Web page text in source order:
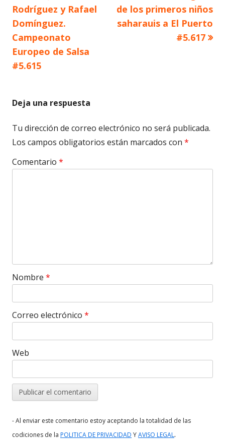
de
entradas
anterior
Rodríguez y Rafael
Domínguez.
Campeonato
Europeo de Salsa
#5.615
siguiente
de los primeros niños
saharauis a El Puerto
#5.617
Deja una respuesta
Tu dirección de correo electrónico no será publicada.
Los campos obligatorios están marcados con *
Comentario *
Nombre *
Correo electrónico *
Web
- Al enviar este comentario estoy aceptando la totalidad de las
codiciones de la POLITICA DE PRIVACIDAD YAVISO LEGAL.